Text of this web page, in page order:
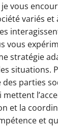
vous
variés
vous
stratégie
situations.
parties
et la
et